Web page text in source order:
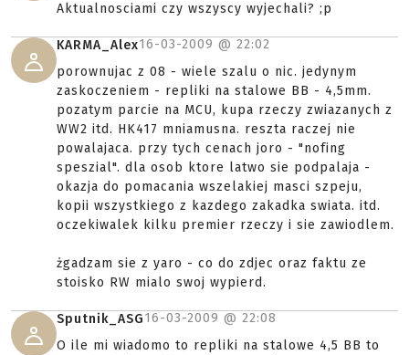
Aktualnosciami czy wszyscy wyjechali? ;p
KARMA_Alex16-03-2009 @ 22:02
porownujac z 08 - wiele szalu o nic. jedynym
zaskoczeniem - repliki na stalowe BB - 4,5mm.
pozatym parcie na MCU, kupa rzeczy zwiazanych z
WW2 itd. HK417 mniamusna. reszta raczej nie
powalajaca. przy tych cenach joro - "nofing
speszial". dla osob ktore latwo sie podpalaja -
okazja do pomacania wszelakiej masci szpeju,
kopii wszystkiego z kazdego zakadka swiata. itd.
oczekiwalek kilku premier rzeczy i sie zawiodlem.
żgadzam sie z yaro - co do zdjec oraz faktu ze
stoisko RW mialo swoj wypierd.
Sputnik_ASG16-03-2009 @ 22:08
O ile mi wiadomo to repliki na stalowe 4,5 BB to